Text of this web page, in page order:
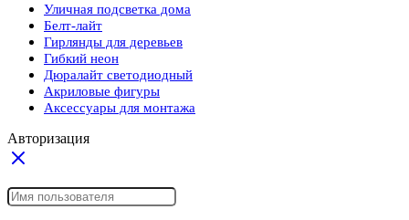
Уличная подсветка дома
Белт-лайт
Гирлянды для деревьев
Гибкий неон
Дюралайт светодиодный
Акриловые фигуры
Аксессуары для монтажа
Авторизация